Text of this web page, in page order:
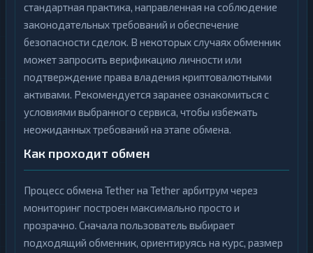
стандартная практика, направленная на соблюдение
законодательных требований и обеспечение
безопасности сделок. В некоторых случаях обменник
может запросить верификацию личности или
подтверждение права владения криптовалютными
активами. Рекомендуется заранее ознакомиться с
условиями выбранного сервиса, чтобы избежать
неожиданных требований на этапе обмена.
Как проходит обмен
Процесс обмена Tether на Tether арбитрум через
мониторинг построен максимально просто и
прозрачно. Сначала пользователь выбирает
подходящий обменник, ориентируясь на курс, размер